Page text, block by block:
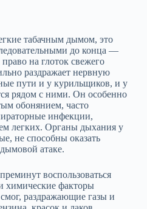
табачным дымом, это
до конца —
на глоток свежего
раздражает нервную
пути и у курильщиков, и у
рядом с ними. Он особенно
обонянием, часто
инфекции,
легких. Органы дыхания у
не способны оказать
атаке.
воспользоваться
химические факторы
раздражающие газы и